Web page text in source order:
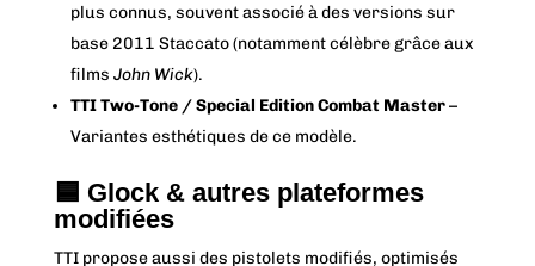
plus connus, souvent associé à des versions sur
base 2011 Staccato (notamment célèbre grâce aux
films John Wick).
TTI Two-Tone / Special Edition Combat Master–
Variantes esthétiques de ce modèle.
Glock & autres plateformes
modifiées
TTI propose aussi des pistolets modifiés, optimisés